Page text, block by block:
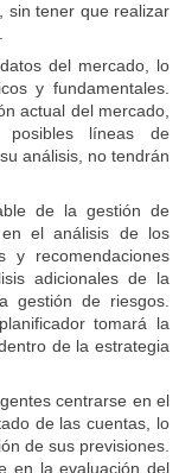
sin tener que realizar
del mercado, lo
y fundamentales.
actual del mercado,
posibles líneas de
análisis, no tendrán
de la gestión de
el análisis de los
y recomendaciones
adicionales de la
gestión de riesgos.
tomará la
de la estrategia
centrarse en el
de las cuentas, lo
de sus previsiones.
en la evaluación del